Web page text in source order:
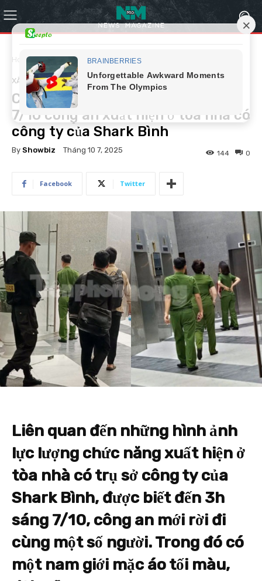
Home Xã hội
XÃ HỘI
Chính thức rồi, đúng sáng ngày
7/10 công an xuất hiện ở tòa nhà có
công ty của Shark Bình
By Showbiz Tháng 10 7, 2025 0
144
Facebook Twitter
Liên quan đến những hình ảnh
lực lượng chức năng xuất hiện ở
tòa nhà có trụ sở công ty của
Shark Bình, được biết đến 3h
sáng 7/10, công an mới rời đi
cùng một số người. Trong đó có
một nam giới mặc áo tối màu,